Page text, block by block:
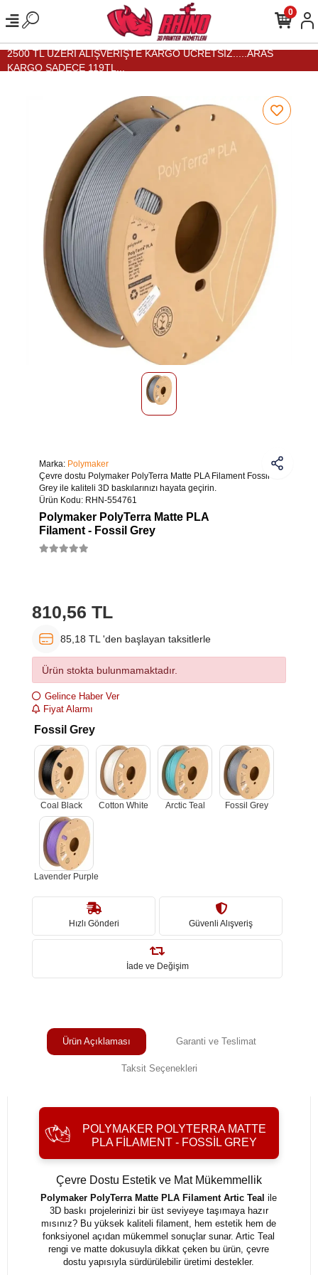
2500 TL ÜZERİ ALIŞVERİŞTE KARGO ÜCRETSİZ.....ARAS
KARGO SADECE 119TL...
0
Marka: Polymaker
Çevre dostu Polymaker PolyTerra Matte PLA Filament Fossil
Grey ile kaliteli 3D baskılarınızı hayata geçirin.
Ürün Kodu: RHN-554761
Polymaker PolyTerra Matte PLA
Filament - Fossil Grey
810,56 TL
85,18 TL 'den başlayan taksitlerle
Ürün stokta bulunmamaktadır.
Gelince Haber Ver
Fiyat Alarmı
Fossil Grey
Coal Black Cotton White Arctic Teal Fossil Grey
Lavender Purple
Hızlı Gönderi Güvenli Alışveriş
İade ve Değişim
Ürün Açıklaması Garanti ve Teslimat
Taksit Seçenekleri
POLYMAKER POLYTERRA MATTE
PLA FILAMENT - FOSSIL GREY
Çevre Dostu Estetik ve Mat Mükemmellik
Polymaker PolyTerra Matte PLA Filament Artic Teal ile
3D baskı projelerinizi bir üst seviyeye taşımaya hazır
mısınız? Bu yüksek kaliteli filament, hem estetik hem de
fonksiyonel açıdan mükemmel sonuçlar sunar. Artic Teal
rengi ve matte dokusuyla dikkat çeken bu ürün, çevre
dostu yapısıyla sürdürülebilir üretimi destekler.